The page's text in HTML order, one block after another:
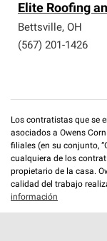
Elite Roofing
Bettsville, OH
(567) 201-1426
Los contratistas que se
asociados a Owens
filiales (en su conjunto,
cualquiera de los
propietario de la casa.
calidad del trabajo
información